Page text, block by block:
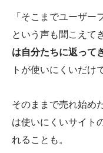
「そこまでユーザー
という声も聞こえて
は自分たちに返って
トが使いにくいだけ
そのままで売れ始め
は使いにくいサイト
れることも。